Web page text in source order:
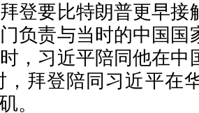
登要比特朗普更早接
负责与当时的中国国
，习近平陪同他在中
，拜登陪同习近平在
。